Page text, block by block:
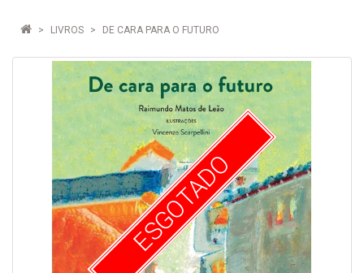
LIVROS DE CARA PARA O FUTURO
ESGOTADO